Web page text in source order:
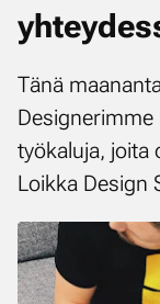
Tänä
työkaluja, joita
Loikka Design